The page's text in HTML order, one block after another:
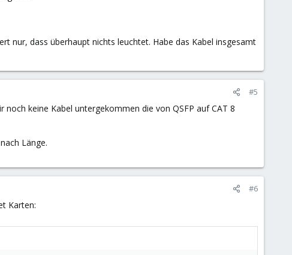
nur, dass überhaupt nichts leuchtet. Habe das Kabel insgesamt
#5
noch keine Kabel untergekommen die von QSFP auf CAT 8
Länge.
#6
Karten: